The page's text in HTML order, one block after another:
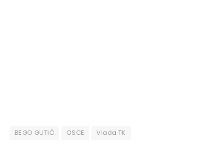
BEGO GUTIĆ OSCE Vlada TK